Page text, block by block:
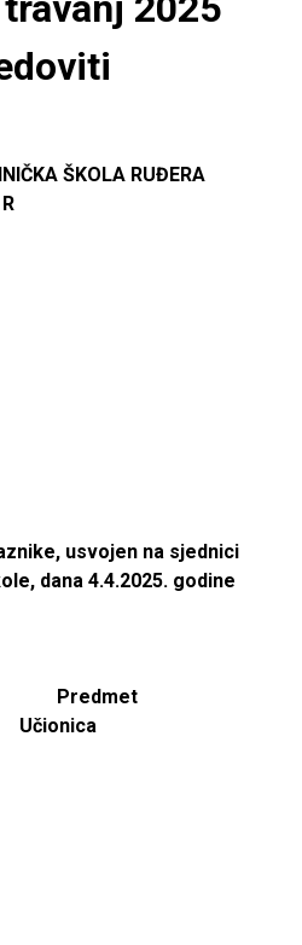
ŠKOLA RUĐERA
usvojen na sjednici
dana 4.4.2025. godine
Predmet
Učionica